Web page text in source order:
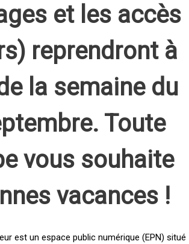
et les accès
reprendront à
la semaine du
Toute
vous souhaite
vacances !
est un espace public numérique (EPN) situé